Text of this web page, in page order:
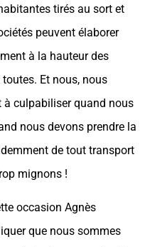
tirés au sort et
peuvent élaborer
à la hauteur des
Et nous, nous
culpabiliser quand nous
nous devons prendre la
de tout transport
mignons !
occasion Agnès
que nous sommes